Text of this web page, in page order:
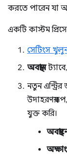
করতে পারেন যা
একটি কাস্টম
সেটিংস
অবস্থানট্যাবে,
নতুন এন্ট্রির
যুক্ত করি।